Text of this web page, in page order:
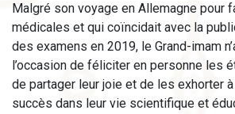
Malgré son voyage en Allemagne pour
médicales et qui coïncidait avec la
des examens en 2019, le Grand-imam
l’occasion de féliciter en personne les
de partager leur joie et de les exhorter
succès dans leur vie scientifique et